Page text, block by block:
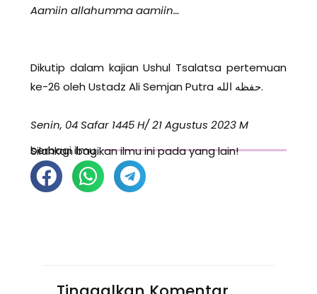
Aamiin allahumma aamiin…
Dikutip dalam kajian Ushul Tsalatsa pertemuan
ke-26 oleh Ustadz Ali Semjan Putra حفظه الله.
Senin, 04 Safar 1445 H/ 21 Agustus 2023 M
berbagi ilmu
Silahkan bagikan ilmu ini pada yang lain!